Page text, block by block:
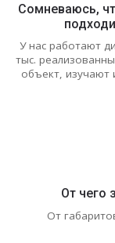
Сомневаюсь,
У нас работают
тыс.
объект, изучают
От чего
От